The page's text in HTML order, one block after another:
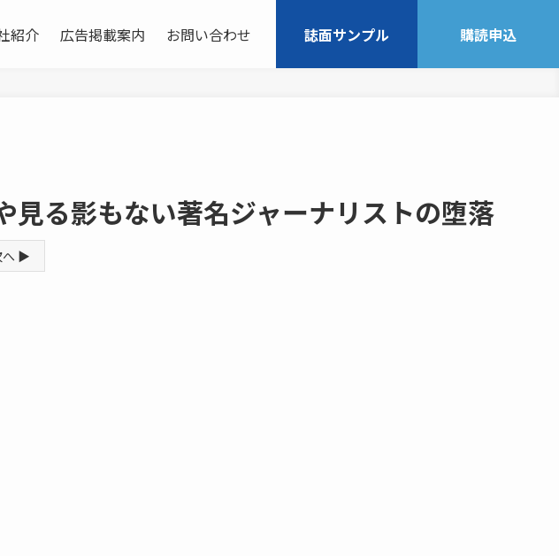
紹介 広告掲載案内 お問い合わせ 誌面サンプル 購読申込
る影もない著名ジャーナリストの堕落
へ ▶